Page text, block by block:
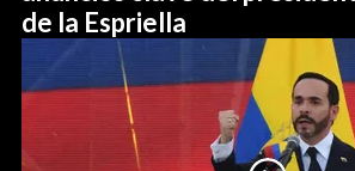
de la Espriella